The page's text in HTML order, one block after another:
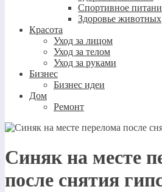
Спортивное
Здоровье животных
Красота
Уход за лицом
Уход за телом
Уход за руками
Бизнес
Бизнес идеи
Дом
Ремонт
Синяк на месте
после снятия